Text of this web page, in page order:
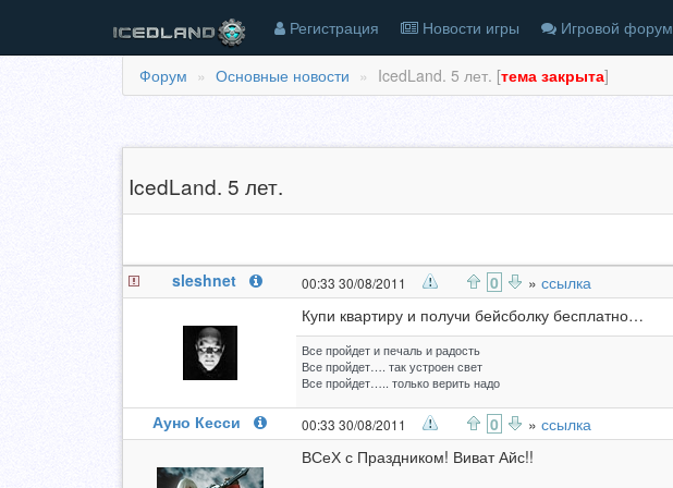
Регистрация Новости игры Игровой форум
Форум Основные новости IcedLand. 5 лет. [тема закрыта]
IcedLand. 5 лет.
sleshnet
00:33 30/08/2011 0 » ссылка
Купи квартиру и получи бейсболку бесплатно…
Все пройдет и печаль и радость
Все пройдет…. так устроен свет
Все пройдет….. только верить надо
Ауно Кесси 00:33 30/08/2011 0 » ссылка
ВСеХ с Праздником! Виват Айс!!